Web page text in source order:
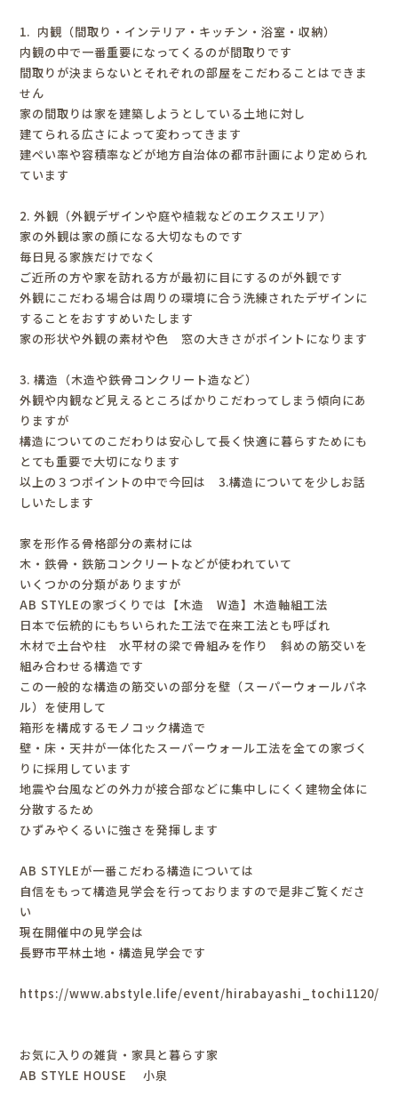
1. 内観（間取り・インテリア・キッチン・浴室・収納）
内観の中で一番重要になってくるのが間取りです
間取りが決まらないとそれぞれの部屋をこだわることはできま
せん
家の間取りは家を建築しようとしている土地に対し
建てられる広さによって変わってきます
建ぺい率や容積率などが地方自治体の都市計画により定められ
ています
2. 外観（外観デザインや庭や植栽などのエクスエリア）
家の外観は家の顔になる大切なものです
毎日見る家族だけでなく
ご近所の方や家を訪れる方が最初に目にするのが外観です
外観にこだわる場合は周りの環境に合う洗練されたデザインに
することをおすすめいたします
家の形状や外観の素材や色 窓の大きさがポイントになります
3. 構造（木造や鉄骨コンクリート造など）
外観や内観など見えるところばかりこだわってしまう傾向にあ
りますが
構造についてのこだわりは安心して長く快適に暮らすためにも
とても重要で大切になります
以上の３つポイントの中で今回は 3.構造についてを少しお話
しいたします
家を形作る骨格部分の素材には
木・鉄骨・鉄筋コンクリートなどが使われていて
いくつかの分類がありますが
AB STYLEの家づくりでは【木造 W造】木造軸組工法
日本で伝統的にもちいられた工法で在来工法とも呼ばれ
木材で土台や柱 水平材の梁で骨組みを作り 斜めの筋交いを
組み合わせる構造です
この一般的な構造の筋交いの部分を壁（スーパーウォールパネ
ル）を使用して
箱形を構成するモノコック構造で
壁・床・天井が一体化たスーパーウォール工法を全ての家づく
りに採用しています
地震や台風などの外力が接合部などに集中しにくく建物全体に
分散するため
ひずみやくるいに強さを発揮します
AB STYLEが一番こだわる構造については
自信をもって構造見学会を行っておりますので是非ご覧くださ
い
現在開催中の見学会は
長野市平林土地・構造見学会です
https://www.abstyle.life/event/hirabayashi_tochi1120/
お気に入りの雑貨・家具と暮らす家
AB STYLE HOUSE 小泉